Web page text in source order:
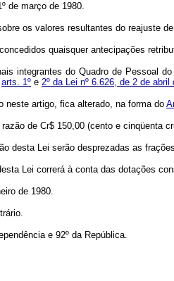
de março de 1980.
os valores resultantes do reajuste
quaisquer antecipações
integrantes do Quadro de Pessoal
arts. 1º e 2º da Lei nº 6.626, de 2 de abril
neste artigo, fica alterado, na forma do
de Cr$ 150,00 (cento e cinqüenta
desta Lei serão desprezadas as
Lei correrá à conta das dotações
de 1980.
e 92º da República.